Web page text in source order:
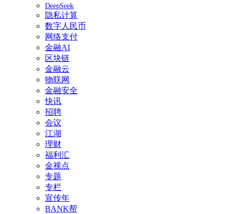
DeepSeek
隐私计算
数字人民币
网络支付
金融AI
区块链
金融云
物联网
金融安全
快讯
招聘
会议
江湖
理财
福利汇
金视点
专题
专栏
宣传年
BANK帮